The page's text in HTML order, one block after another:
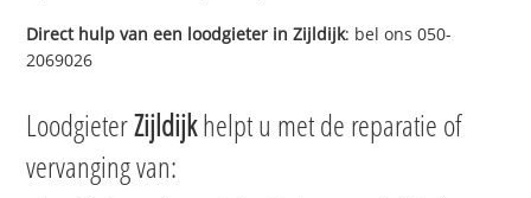
Direct hulp van een loodgieter inZijldijk: bel ons 050-
2069026
LoodgieterZijldijkhelpt u met de reparatie of
vervanging van: